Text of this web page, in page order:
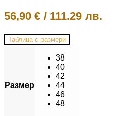
56,90 € / 111.29 лв.
Таблица с размери
Размер
38
40
42
44
46
48